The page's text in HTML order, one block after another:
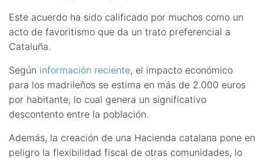
Este acuerdo ha sido calificado por muchos como un
acto de favoritismo que da un trato preferencial a
Cataluña.
Según información reciente, el impacto económico
para los madrileños se estima en más de 2.000 euros
por habitante, lo cual genera un significativo
descontento entre la población.
Además, la creación de una Hacienda catalana pone en
peligro la flexibilidad fiscal de otras comunidades, lo